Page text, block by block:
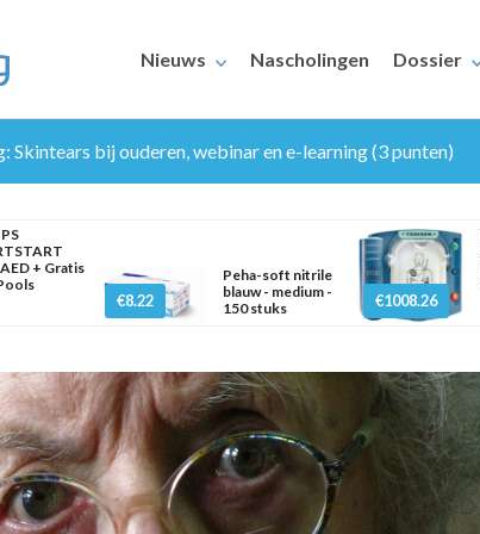
Nieuws Nascholingen Dossier
Skintears bij ouderen, webinar en e-learning (3 punten)
+ Gratis
€8.22
Peha-soft nitrile
blauw - medium -
150 stuks
€1008.26